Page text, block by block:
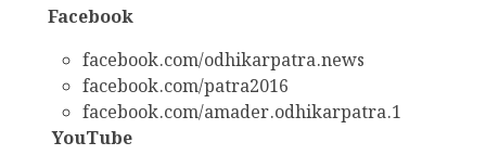
Facebook
facebook.com/odhikarpatra.news
facebook.com/patra2016
facebook.com/amader.odhikarpatra.1
YouTube